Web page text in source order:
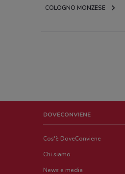
COLOGNO MONZESE
DOVECONVIENE
Cos'è DoveConviene
Chi siamo
News e media